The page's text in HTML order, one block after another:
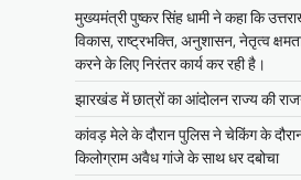
मुख्यमंत्री पुष्कर सिंह धामी ने कहा कि
विकास, राष्ट्रभक्ति, अनुशासन, नेतृत्व
करने के लिए निरंतर कार्य कर रही है।
झारखंड में छात्रों का आंदोलन राज्य की
कांवड़ मेले के दौरान पुलिस ने चेकिंग के
किलोग्राम अवैध गांजे के साथ धर दबोचा